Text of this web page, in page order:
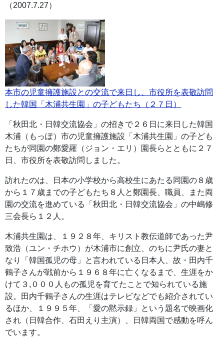
（2007.7.27）
本市の児童擁護施設との交流で来日し、市役所を表敬訪問
した韓国「木浦共生園」の子どもたち（２７日）
「秋田北・日韓交流協会」の招きで２６日に来日した韓国
木浦（もっぽ）市の児童擁護施設「木浦共生園」の子ども
たちが同園の鄭愛羅（ジョン・エリ）園長らとともに２７
日、市役所を表敬訪問しました。
訪れたのは、日本の小学校から高校生にあたる同園の８歳
から１７歳までの子どもたち８人と鄭園長、職員、また両
園の交流を進めている「秋田北・日韓交流協会」の中嶋修
三会長ら１２人。
木浦共生園は、１９２８年、キリスト教伝道師であった尹
致浩（ユン・チホウ）が木浦市に創立、のちに尹氏の妻と
なり「韓国孤児の母」と言われている日本人、故・田内千
鶴子さんが戦前から１９６８年に亡くなるまで、生涯をか
けて３,０００人もの孤児を育てたことで知られている施
設。田内千鶴子さんの生涯はテレビなどでも紹介されてい
るほか、１９９５年、「愛の黙示録」という題名で映画化
され（日韓合作、石田えり主演）、日韓両国で感動を呼ん
でいます。